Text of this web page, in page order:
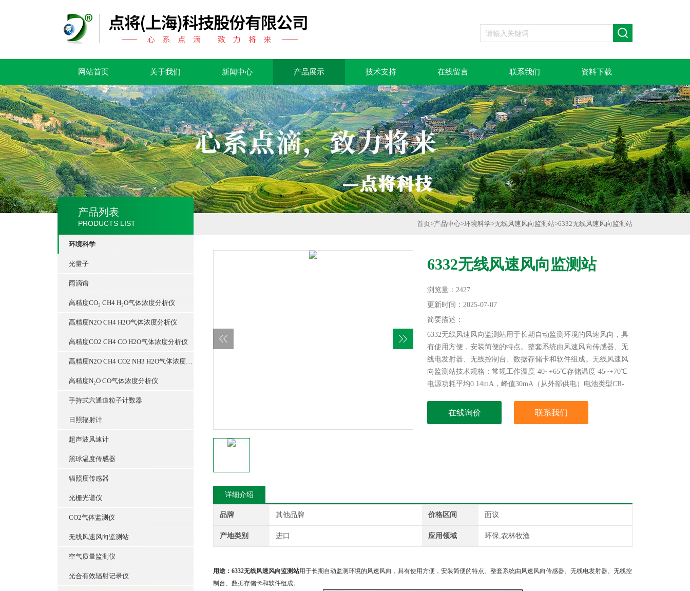
网站首页 关于我们 新闻中心 产品展示 技术支持 在线留言 联系我们 资料下载
产品列表
PRODUCTS LIST
环境科学
光量子
雨滴谱
高精度CO₂ CH4 H₂O气体浓度分析仪
高精度N2O CH4 H2O气体浓度分析仪
高精度CO2 CH4 CO H2O气体浓度分析仪
高精度N2O CH4 CO2 NH3 H2O气体浓度分析仪
高精度N₂O CO气体浓度分析仪
手持式六通道粒子计数器
日照辐射计
超声波风速计
黑球温度传感器
辐照度传感器
光栅光谱仪
CO2气体监测仪
无线风速风向监测站
空气质量监测仪
光合有效辐射记录仪
首页>产品中心>环境科学>无线风速风向监测站>6332无线风速风向监测站
6332无线风速风向监测站
浏览量：2427
更新时间：2025-07-07
简要描述：
6332无线风速风向监测站用于长期自动监测环境的风速风向，具
有使用方便，安装简便的特点。整套系统由风速风向传感器、无
线电发射器、无线控制台、数据存储卡和软件组成。无线风速风
向监测站技术规格：常规工作温度-40~+65℃存储温度-45~+70℃
电源功耗平均0.14mA，峰值30mA（从外部供电）电池类型CR-
在线询价 联系我们
详细介绍
品牌 其他品牌 价格区间 面议
产地类别 进口 应用领域 环保,农林牧渔
用途： 6332无线风速风向监测站用于长期自动监测环境的风速风向，具有使用方便，安装简便的特点。整套系统由风速风向传感器、无线电发射器、无线控
制台、数据存储卡和软件组成。